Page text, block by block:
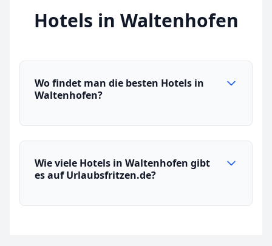
Hotels in Waltenhofen
Wo findet man die besten Hotels in
Waltenhofen?
Wie viele Hotels in Waltenhofen gibt
es auf Urlaubsfritzen.de?